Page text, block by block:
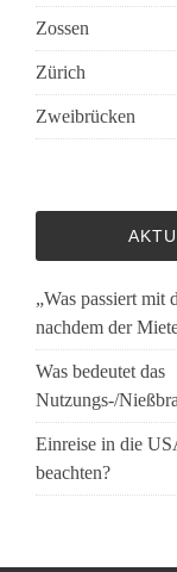
Zossen
Zürich
Zweibrücken
„Was passiert mit
nachdem der
Was bedeutet das
Nutzungs-/
Einreise in die
beachten?